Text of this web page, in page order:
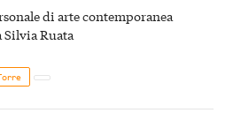
di arte contemporanea
Ruata